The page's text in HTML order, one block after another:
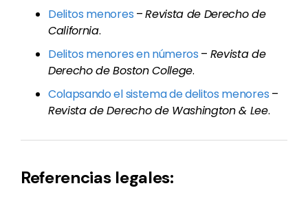
Delitos menores –Revista de Derecho de
California.
Delitos menores en números – Revista de
Derecho de Boston College.
Colapsando el sistema de delitos menores –
Revista de Derecho de Washington & Lee.
Referencias legales: